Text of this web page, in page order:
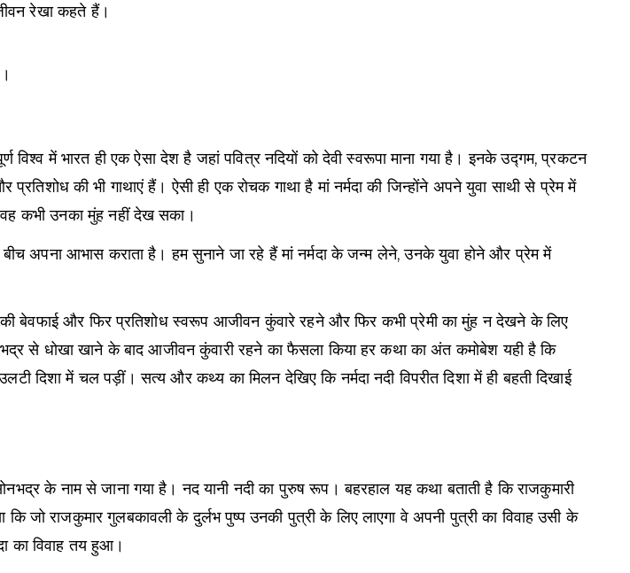
रेखा कहते हैं।
विश्व में भारत ही एक ऐसा देश है जहां पवित्र नदियों को देवी स्वरूपा माना गया है। इनके उद्गम, प्रकटन
की भी गाथाएं हैं। ऐसी ही एक रोचक गाथा है मां नर्मदा की जिन्होंने अपने युवा साथी से प्रेम में
कभी उनका मुंह नहीं देख सका।
अपना आभास कराता है। हम सुनाने जा रहे हैं मां नर्मदा के जन्म लेने, उनके युवा होने और प्रेम में
बेवफाई और फिर प्रतिशोध स्वरूप आजीवन कुंवारे रहने और फिर कभी प्रेमी का मुंह न देखने के लिए
से धोखा खाने के बाद आजीवन कुंवारी रहने का फैसला किया हर कथा का अंत कमोबेश यही है कि
दिशा में चल पड़ीं। सत्य और कथ्य का मिलन देखिए कि नर्मदा नदी विपरीत दिशा में ही बहती दिखाई
के नाम से जाना गया है। नद यानी नदी का पुरुष रूप। बहरहाल यह कथा बताती है कि राजकुमारी
जो राजकुमार गुलबकावली के दुर्लभ पुष्प उनकी पुत्री के लिए लाएगा वे अपनी पुत्री का विवाह उसी के
का विवाह तय हुआ।